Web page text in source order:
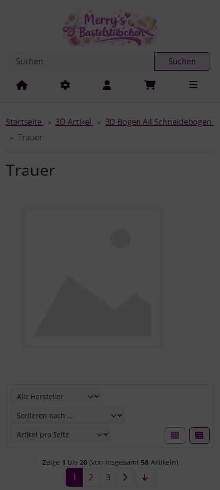
Springe zur Navigation
Suchen
Startseite 3D Artikel
3D Bogen A4 Schneidebogen
Trauer
Trauer
Zeige 1 bis 20(von insgesamt 58Artikeln)
1 2 3